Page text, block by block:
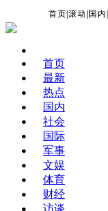
首页 |滚动 国内
首页
最新
热点
国内
社会
国际
军事
文娱
体育
财经
访谈